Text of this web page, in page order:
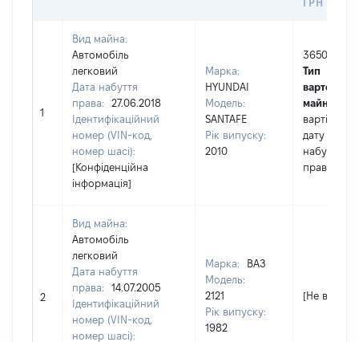
ГРН
1
Вид майна:
Автомобіль
легковий
Дата набуття
права:
27.06.2018
Ідентифікаційний
номер (VIN-код,
номер шасі):
[Конфіденційна
інформація]
Марка:
HYUNDAI
Модель:
SANTAFE
Рік випуску:
2010
365000
Тип
вартості
майна:
вартість на
дату
набуття
права
2
Вид майна:
Автомобіль
легковий
Дата набуття
права:
14.07.2005
Ідентифікаційний
номер (VIN-код,
номер шасі):
Марка:
ВАЗ
Модель:
2121
Рік випуску:
1982
[Не відомо]